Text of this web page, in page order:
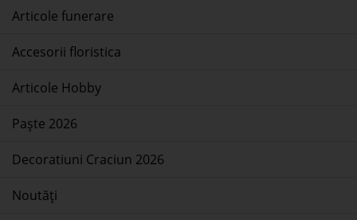
Articole funerare
Accesorii floristica
Articole Hobby
Paște 2026
Decoratiuni Craciun 2026
Noutăți